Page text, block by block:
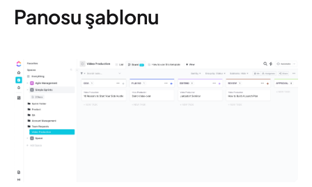
Panosu şablonu